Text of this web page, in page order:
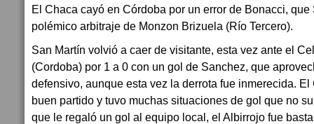
El Chaca cayó en Córdoba por un error de Bonacci,
polémico arbitraje de Monzon Brizuela (Río Tercero).
San Martín volvió a caer de visitante, esta vez ante el
(Cordoba) por 1 a 0 con un gol de Sanchez, que
defensivo, aunque esta vez la derrota fue inmerecida.
buen partido y tuvo muchas situaciones de gol que no
que le regaló un gol al equipo local, el Albirrojo fue